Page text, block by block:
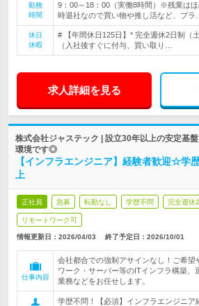
勤務
時間
9：00～18：00（実働8時間）※残業は
時退社なので買い物や推し活など、プラ…
休日
休暇
# 【年間休日125日】* 完全週休2日制（
（入社後すぐに付与、買い取り…
求人詳細を見る
株式会社ジャステック | 設立30年以上の安定基
環境です◎
【インフラエンジニア】経験者歓迎☆学
上
正社員 急募 転勤なし 学歴不問 完全週休
リモートワーク可
情報更新日：2026/04/03 終了予定日： 2026/10/01
仕事内容
会社都合での強制アサインなし！ご希望
ワーク・サーバー等のITインフラ構築、
業務などをお任せします。
学歴不問！【必須】インフラエンジニア